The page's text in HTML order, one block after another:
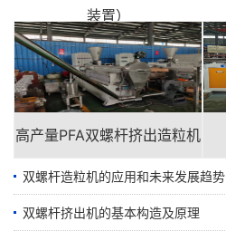
装置）
高产量PFA双螺杆挤出造粒机
双螺杆造粒机的应用和未来发展趋势
双螺杆挤出机的基本构造及原理